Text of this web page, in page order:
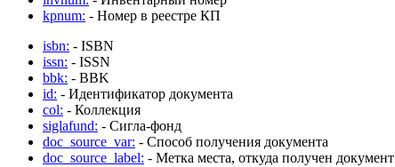
kpnum: - Номер в реестре КП
isbn: - ISBN
issn: - ISSN
bbk: - BBK
id: - Идентификатор документа
col: - Коллекция
siglafund: - Сигла-фонд
doc_source_var: - Способ получения документа
doc_source_label: - Метка места, откуда получен документ